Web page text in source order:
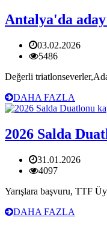
Antalya'da
03.02.2026
5486
Değerli
DAHA FAZLA
2026 Salda
31.01.2026
4097
Yarışlara başvuru, TTF
DAHA FAZLA